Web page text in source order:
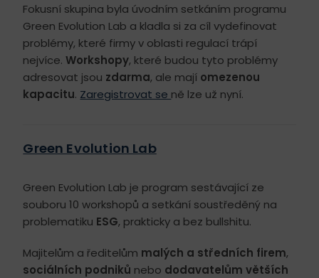
Fokusní skupina byla úvodním setkáním programu
Green Evolution Lab a kladla si za cíl vydefinovat
problémy, které firmy v oblasti regulací trápí
nejvíce.Workshopy, které budou tyto problémy
adresovat jsou zdarma, ale mají omezenou
kapacitu. Zaregistrovat se ně lze už nyní.
Green Evolution Lab
Green Evolution Lab je program sestávající ze
souboru 10 workshopů a setkání soustředěný na
problematiku ESG, prakticky a bez bullshitu.
Majitelům a ředitelům malých a středních firem,
sociálních podniků nebo dodavatelům větších